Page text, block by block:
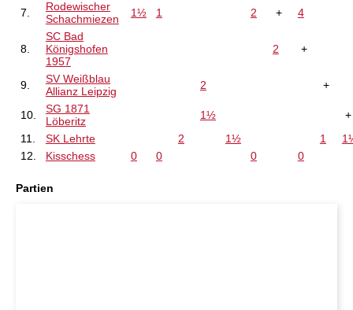
7.
Rodewischer
Schachmiezen
1½ 1 2 + 4
8.
SC Bad
Königshofen
1957
2 +
9.
SV Weißblau
Allianz Leipzig
2 +
10.
SG 1871
Löberitz
1½
11.
SK Lehrte 2 1½ 1
12.
Kisschess 0 0 0 0
Partien